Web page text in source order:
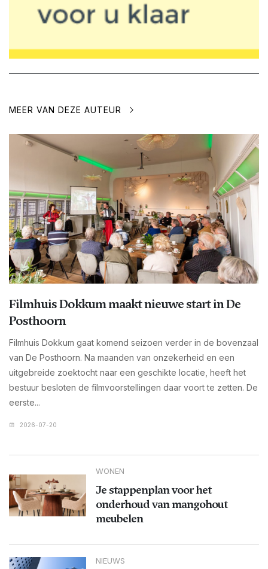
MEER VAN DEZE AUTEUR
Filmhuis Dokkum maakt nieuwe start in De
Posthoorn
Filmhuis Dokkum gaat komend seizoen verder in de bovenzaal
van De Posthoorn. Na maanden van onzekerheid en een
uitgebreide zoektocht naar een geschikte locatie, heeft het
bestuur besloten de filmvoorstellingen daar voort te zetten. De
eerste...
2026-07-20
WONEN
Je stappenplan voor het
onderhoud van mangohout
meubelen
NIEUWS